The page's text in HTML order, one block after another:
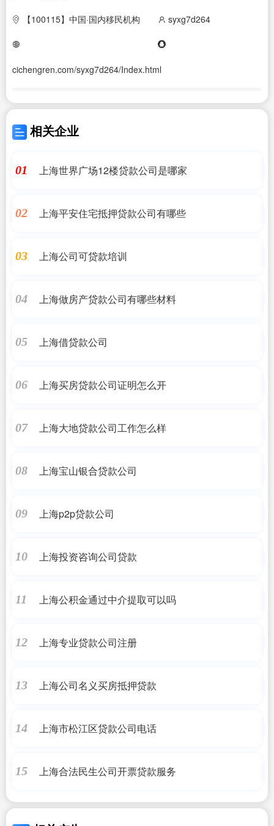
【100115】中国·国内移民机构 syxg7d264
cichengren.com/syxg7d264/Index.html
相关企业
01 上海世界广场12楼贷款公司是哪家
02 上海平安住宅抵押贷款公司有哪些
03 上海公司可贷款培训
04 上海做房产贷款公司有哪些材料
05 上海借贷款公司
06 上海买房贷款公司证明怎么开
07 上海大地贷款公司工作怎么样
08 上海宝山银合贷款公司
09 上海p2p贷款公司
10 上海投资咨询公司贷款
11 上海公积金通过中介提取可以吗
12 上海专业贷款公司注册
13 上海公司名义买房抵押贷款
14 上海市松江区贷款公司电话
15 上海合法民生公司开票贷款服务